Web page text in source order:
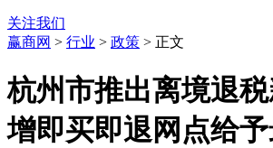
关注我们
赢商网 > 行业 > 政策 > 正文
杭州市推出离境退
增即买即退网点给予